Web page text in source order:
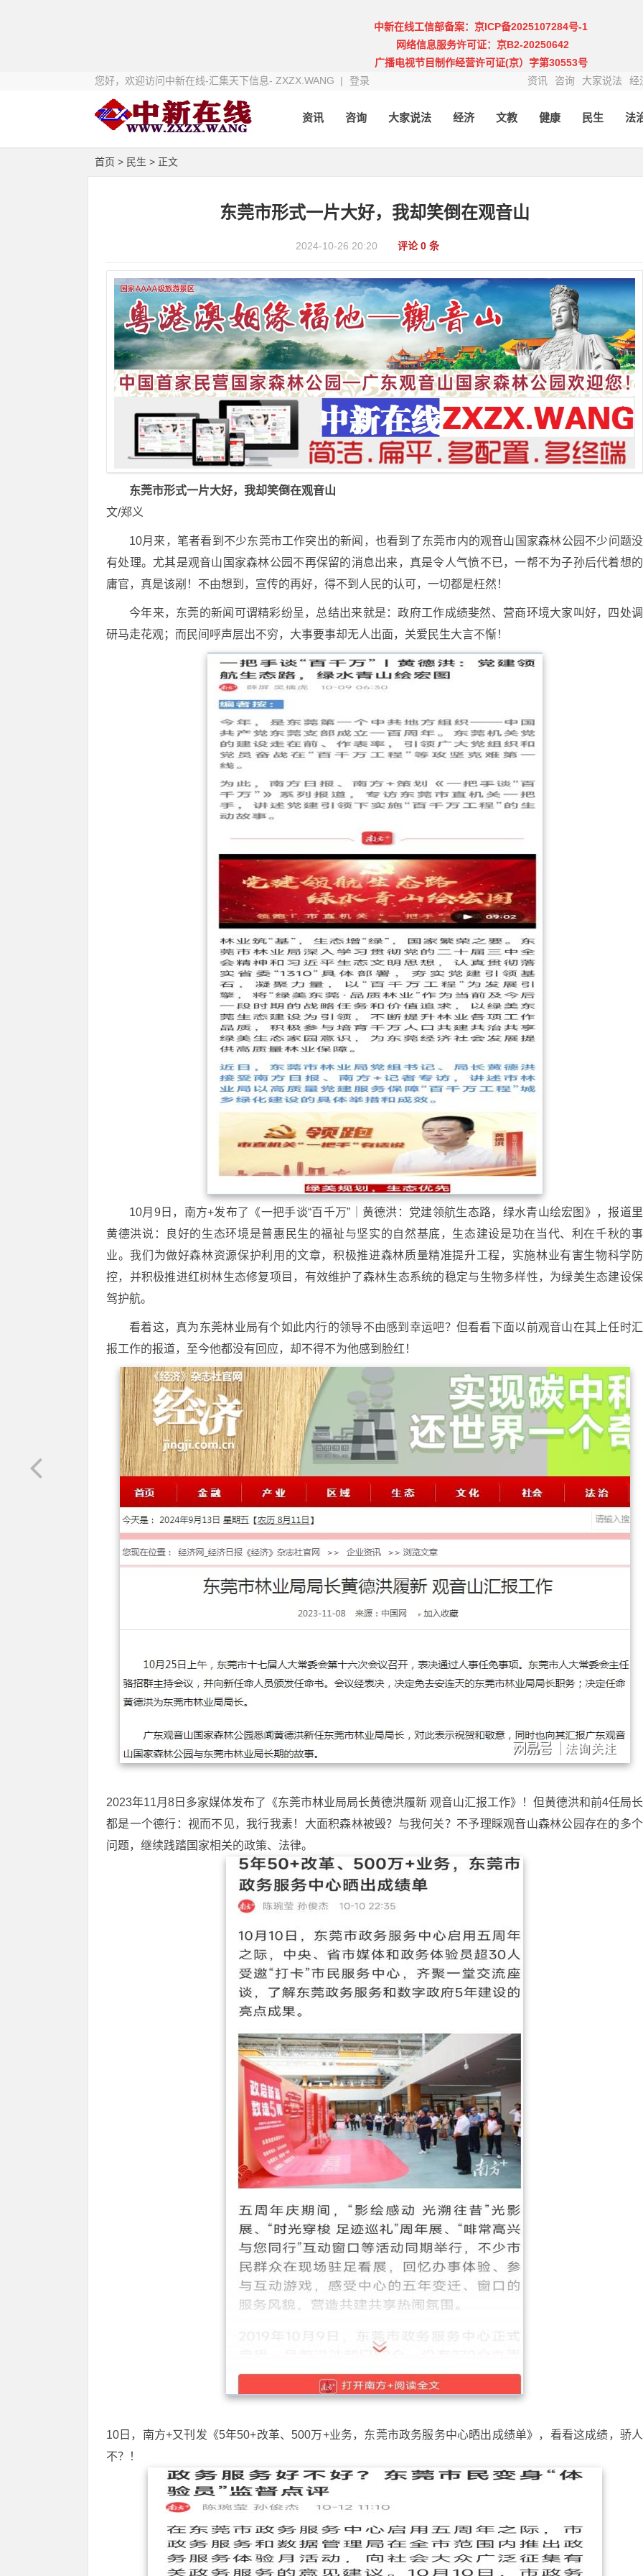
中新在线工信部备案：京ICP备2025107284号-1
网络信息服务许可证：京B2-20250642
广播电视节目制作经营许可证(京）字第30553号
您好，欢迎访问中新在线-汇集天下信息- ZXZX.WANG |
登录 资讯 咨询 大家说法 经
资讯 咨询 大家说法 经济 文教 健康 民生 法
首页 > 民生 > 正文
东莞市形式一片大好，我却笑倒在观音山
2024-10-26 20:20 评论 0 条
东莞市形式一片大好，我却笑倒在观音山
文/郑义
10月来，笔者看到不少东莞市工作突出的新闻，也看到了东莞市内的观音山国家森林公园不少问题没
有处理。尤其是观音山国家森林公园不再保留的消息出来，真是令人气愤不已，一帮不为子孙后代着想的
庸官，真是该剐！不由想到，宣传的再好，得不到人民的认可，一切都是枉然！
今年来，东莞的新闻可谓精彩纷呈，总结出来就是：政府工作成绩斐然、营商环境大家叫好，四处调
研马走花观；而民间呼声层出不穷，大事要事却无人出面，关爱民生大言不惭！
10月9日，南方+发布了《一把手谈“百千万”｜黄德洪：党建领航生态路，绿水青山绘宏图》，报道里
黄德洪说：良好的生态环境是普惠民生的福祉与坚实的自然基底，生态建设是功在当代、利在千秋的事
业。我们为做好森林资源保护利用的文章，积极推进森林质量精准提升工程，实施林业有害生物科学防
控，并积极推进红树林生态修复项目，有效维护了森林生态系统的稳定与生物多样性，为绿美生态建设保
驾护航。
看着这，真为东莞林业局有个如此内行的领导不由感到幸运吧？但看看下面以前观音山在其上任时汇
报工作的报道，至今他都没有回应，却不得不为他感到脸红！
2023年11月8日多家媒体发布了《东莞市林业局局长黄德洪履新 观音山汇报工作》！但黄德洪和前4任局长
都是一个德行：视而不见，我行我素！大面积森林被毁？与我何关？不予理睬观音山森林公园存在的多个
问题，继续践踏国家相关的政策、法律。
10日，南方+又刊发《5年50+改革、500万+业务，东莞市政务服务中心晒出成绩单》，看看这成绩，骄人
不？！